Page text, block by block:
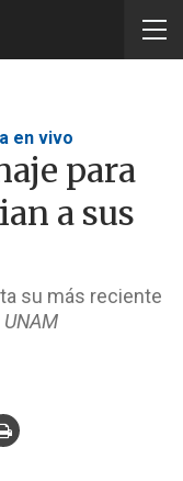
en vivo
para
a sus
su más reciente